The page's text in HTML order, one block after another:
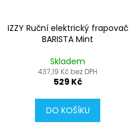
IZZY Ruční elektrický frapovač
BARISTA Mint
Skladem
437,19 Kč bez DPH
529 Kč
DO KOŠÍKU